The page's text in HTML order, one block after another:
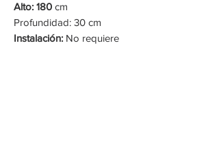
Alto: 180 cm
Profundidad: 30 cm
Instalación: No requiere